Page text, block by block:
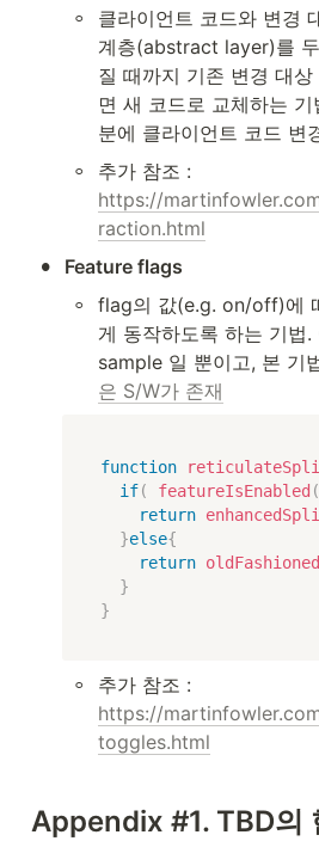
◦
클라이언트 코드와 변경
계층(abstract layer)를
질 때까지 기존 변경 대
면 새 코드로 교체하는
분에 클라이언트 코드 변
◦
https://
raction.html
• Feature flags
◦
flag의 값(e.g. on/off)에
게 동작하도록 하는 기법
sample 일 뿐이고, 본 기
은 S/W가 존재
function
if( featureIsEnabled (
return
}else{
return
}
}
◦
https://
toggles.html
Appendix #1. TBD의